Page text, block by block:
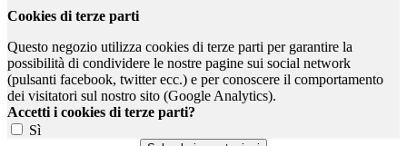
Cookies di terze parti
Questo negozio utilizza cookies di terze parti per garantire la
possibilità di condividere le nostre pagine sui social network
(pulsanti facebook, twitter ecc.) e per conoscere il comportamento
dei visitatori sul nostro sito (Google Analytics).
Accetti i cookies di terze parti?
Sì